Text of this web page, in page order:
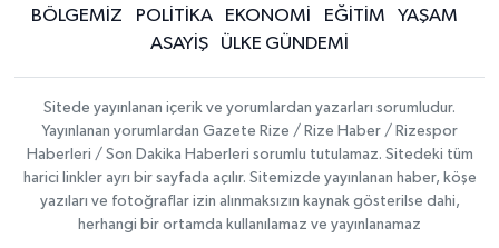
BÖLGEMİZ
POLİTİKA EKONOMİ EĞİTİM
YAŞAM
ASAYİŞ
ÜLKE GÜNDEMİ
Sitede yayınlanan içerik ve yorumlardan yazarları sorumludur.
Yayınlanan yorumlardan Gazete Rize / Rize Haber / Rizespor
Haberleri / Son Dakika Haberleri sorumlu tutulamaz. Sitedeki tüm
harici linkler ayrı bir sayfada açılır. Sitemizde yayınlanan haber, köşe
yazıları ve fotoğraflar izin alınmaksızın kaynak gösterilse dahi,
herhangi bir ortamda kullanılamaz ve yayınlanamaz